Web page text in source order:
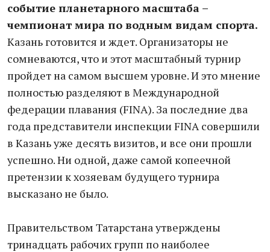
событие планетарного масштаба –
чемпионат мира по водным видам спорта.
Казань готовится и ждет. Организаторы не
сомневаются, что и этот масштабный турнир
пройдет на самом высшем уровне. И это мнение
полностью разделяют в Международной
федерации плавания (FINA). За последние два
года представители инспекции FINA совершили
в Казань уже десять визитов, и все они прошли
успешно. Ни одной, даже самой копеечной
претензии к хозяевам будущего турнира
высказано не было.
Правительством Татарстана утверждены
тринадцать рабочих групп по наиболее